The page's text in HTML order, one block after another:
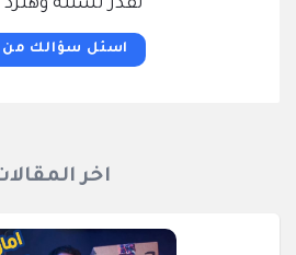
تقدر تسئله
اسئل سؤالك من
اخر